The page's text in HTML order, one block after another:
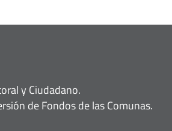
y Ciudadano.
de Fondos de las Comunas.